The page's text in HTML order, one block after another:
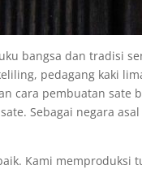
bangsa dan tradisi
pedagang kaki
cara pembuatan sate
Sebagai negara
Kami memproduksi